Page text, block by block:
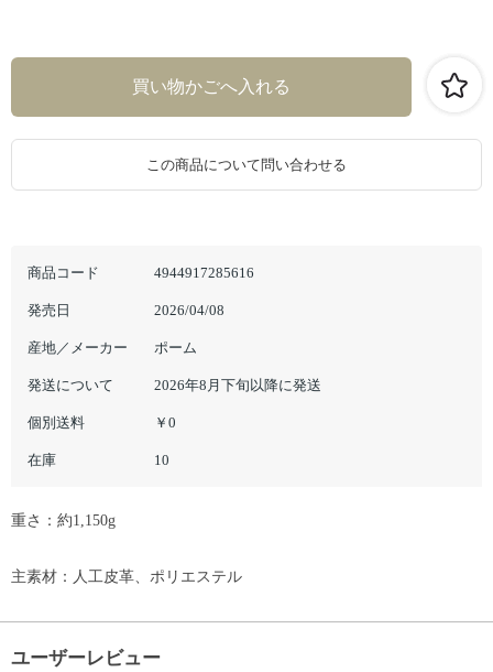
商品コード 4944917285616
発売日 2026/04/08
産地／メーカー ポーム
発送について 2026年8月下旬以降に発送
個別送料 ￥0
在庫 10
この商品について問い合わせる
重さ：約1,150g
主素材：人工皮革、ポリエステル
ユーザーレビュー